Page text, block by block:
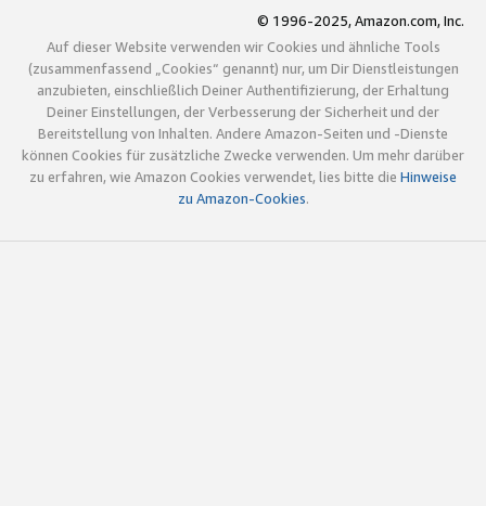
© 1996-2025, Amazon.com, Inc.
Auf dieser Website verwenden wir Cookies und ähnliche Tools
(zusammenfassend „Cookies“ genannt) nur, um Dir Dienstleistungen
anzubieten, einschließlich Deiner Authentifizierung, der Erhaltung
Deiner Einstellungen, der Verbesserung der Sicherheit und der
Bereitstellung von Inhalten. Andere Amazon-Seiten und -Dienste
können Cookies für zusätzliche Zwecke verwenden. Um mehr darüber
zu erfahren, wie Amazon Cookies verwendet, lies bitte die Hinweise
zu Amazon-Cookies.